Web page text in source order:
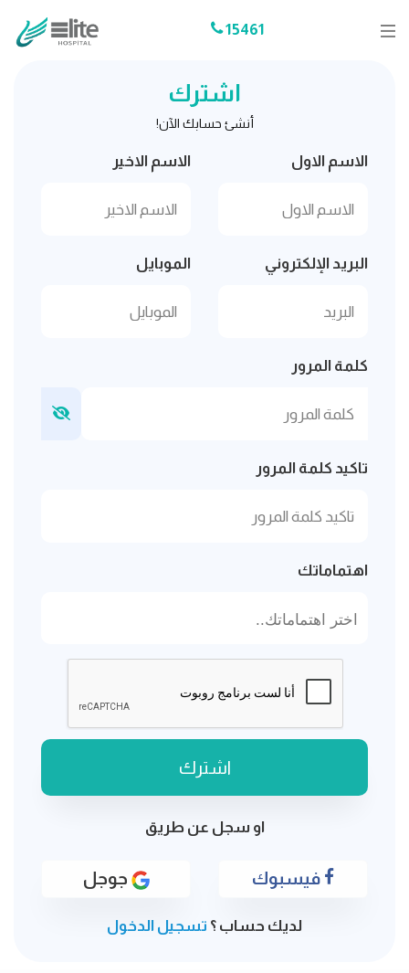
15461
اشترك
أنشئ حسابك الآن!
الاسم الاول الاسم الاخير
البريد الإلكتروني الموبايل
كلمة المرور
تاكيد كلمة المرور
اهتماماتك
او سجل عن طريق
لديك حساب ؟ تسجيل الدخول